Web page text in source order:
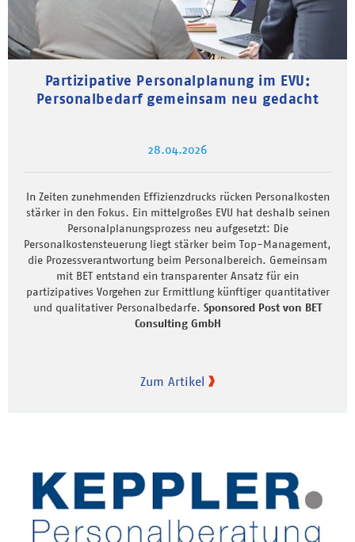
Partizipative Personalplanung im EVU:
Personalbedarf gemeinsam neu gedacht
28.04.2026
In Zeiten zunehmenden Effizienzdrucks rücken Personalkosten
stärker in den Fokus. Ein mittelgroßes EVU hat deshalb seinen
Personalplanungsprozess neu aufgesetzt: Die
Personalkostensteuerung liegt stärker beim Top-Management,
die Prozessverantwortung beim Personalbereich. Gemeinsam
mit BET entstand ein transparenter Ansatz für ein
partizipatives Vorgehen zur Ermittlung künftiger quantitativer
und qualitativer Personalbedarfe. Sponsored Post von BET
Consulting GmbH
Zum Artikel